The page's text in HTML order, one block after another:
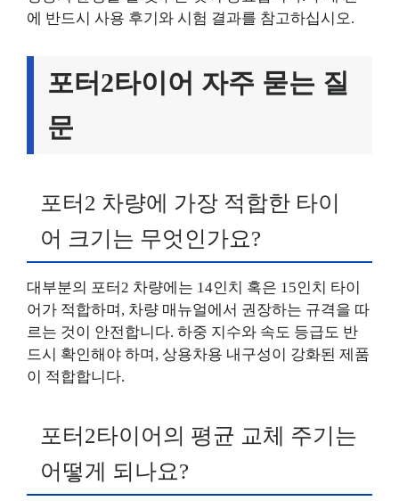
에 반드시 사용 후기와 시험 결과를 참고하십시오.
포터2타이어 자주 묻는 질
문
포터2 차량에 가장 적합한 타이
어 크기는 무엇인가요?
대부분의 포터2 차량에는 14인치 혹은 15인치 타이
어가 적합하며, 차량 매뉴얼에서 권장하는 규격을 따
르는 것이 안전합니다. 하중 지수와 속도 등급도 반
드시 확인해야 하며, 상용차용 내구성이 강화된 제품
이 적합합니다.
포터2타이어의 평균 교체 주기는
어떻게 되나요?